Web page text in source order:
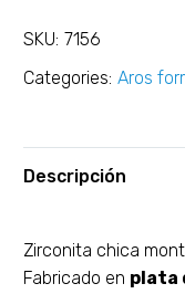
SKU: 7156
Categories: Aros
Descripción
Zirconita chica
Fabricado en plata